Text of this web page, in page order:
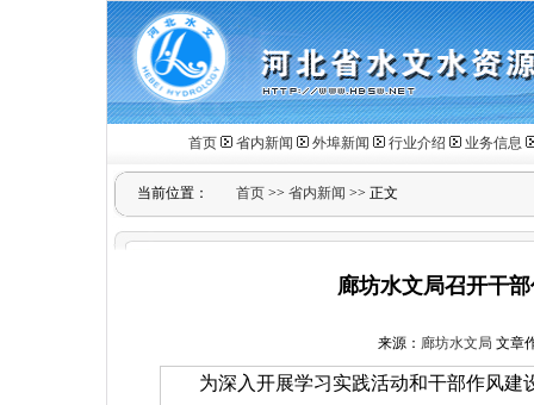
首页 省内新闻 外埠新闻 行业介绍 业务信息
当前位置： 首页 >> 省内新闻 >> 正文
廊坊水文局召开干
来源： 廊坊水文局 文章
为深入开展学习实践活动和干部作风建